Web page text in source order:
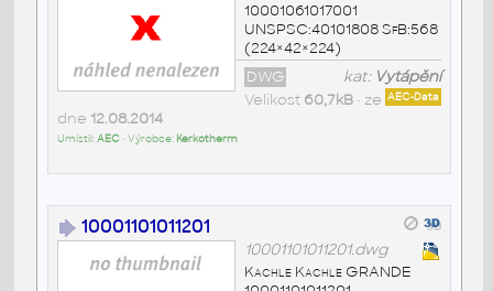
10001061017001
UNSPSC:40101808 SfB:568
(224×42×224)
kat: Vytápění
DWG
AEC-Data
Velikost 60,7kB• ze
dne 12.08.2014
Umístil:AEC• Výrobce: Kerkotherm
10001101011201
10001101011201.dwg
Kachle Kachle GRANDE